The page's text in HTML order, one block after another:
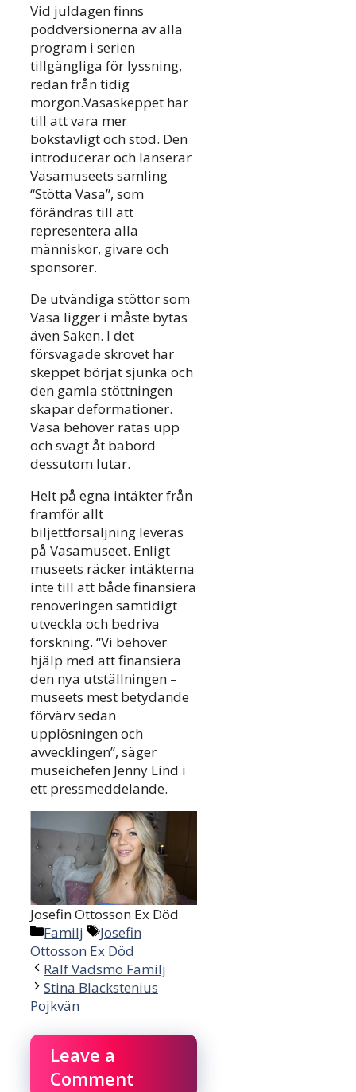
Vid juldagen finns
poddversionerna av alla
program i serien
tillgängliga för lyssning,
redan från tidig
morgon.Vasaskeppet har
till att vara mer
bokstavligt och stöd. Den
introducerar och lanserar
Vasamuseets samling
“Stötta Vasa”, som
förändras till att
representera alla
människor, givare och
sponsorer.
De utvändiga stöttor som
Vasa ligger i måste bytas
även Saken. I det
försvagade skrovet har
skeppet börjat sjunka och
den gamla stöttningen
skapar deformationer.
Vasa behöver rätas upp
och svagt åt babord
dessutom lutar.
Helt på egna intäkter från
framför allt
biljettförsäljning leveras
på Vasamuseet. Enligt
museets räcker intäkterna
inte till att både finansiera
renoveringen samtidigt
utveckla och bedriva
forskning. “Vi behöver
hjälp med att finansiera
den nya utställningen –
museets mest betydande
förvärv sedan
upplösningen och
avvecklingen”, säger
museichefen Jenny Lind i
ett pressmeddelande.
Josefin Ottosson Ex Död
Categories
Familj Tags
Josefin
Ottosson Ex Död
Ralf Vadsmo Familj
Stina Blackstenius
Pojkvän
Leave a
Comment